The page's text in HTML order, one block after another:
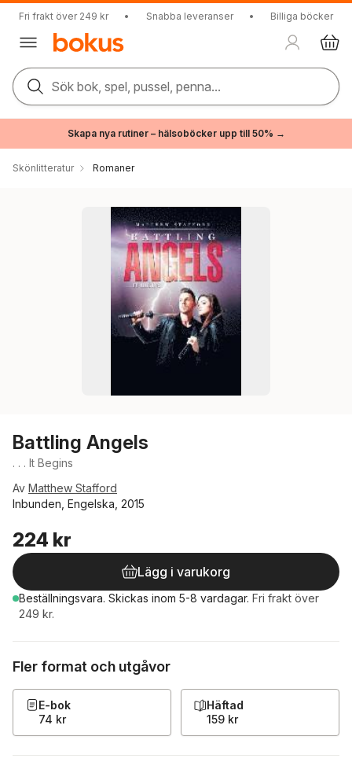
Fri frakt över 249 kr • Snabba leveranser • Billiga böcker
Sök bok, spel, pussel, penna...
Skapa nya rutiner – hälsoböcker upp till 50% →
Skönlitteratur Romaner
Battling Angels
. . . It Begins
Av Matthew Stafford
Inbunden, Engelska, 2015
224 kr
Lägg i varukorg
Beställningsvara. Skickas inom 5-8 vardagar. Fri frakt över
249 kr.
Fler format och utgåvor
E-bok
74 kr
Häftad
159 kr